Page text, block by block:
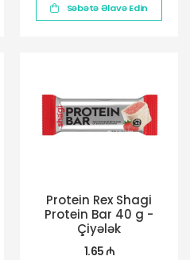
Səbətə Əlavə Edin
Protein Rex Shagi
Protein Bar 40 g -
Çiyələk
1.65 ₼